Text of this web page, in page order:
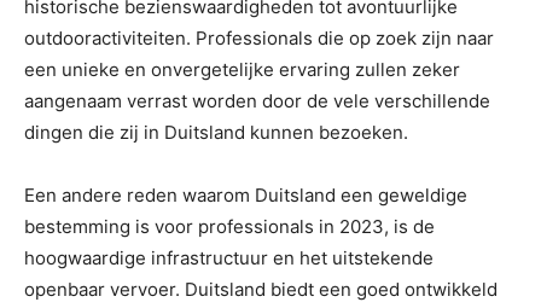
historische bezienswaardigheden tot avontuurlijke
outdooractiviteiten. Professionals die op zoek zijn naar
een unieke en onvergetelijke ervaring zullen zeker
aangenaam verrast worden door de vele verschillende
dingen die zij in Duitsland kunnen bezoeken.
Een andere reden waarom Duitsland een geweldige
bestemming is voor professionals in 2023, is de
hoogwaardige infrastructuur en het uitstekende
openbaar vervoer. Duitsland biedt een goed ontwikkeld